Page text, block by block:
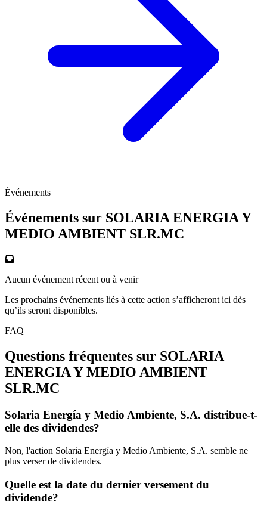
Événements
Événements sur SOLARIA ENERGIA Y
MEDIO AMBIENT SLR.MC
Aucun événement récent ou à venir
Les prochains événements liés à cette action s’afficheront ici dès
qu’ils seront disponibles.
FAQ
Questions fréquentes sur SOLARIA
ENERGIA Y MEDIO AMBIENT
SLR.MC
Solaria Energía y Medio Ambiente, S.A. distribue-t-
elle des dividendes?
Non, l'action Solaria Energía y Medio Ambiente, S.A. semble ne
plus verser de dividendes.
Quelle est la date du dernier versement du
dividende?